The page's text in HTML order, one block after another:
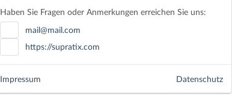
Haben Sie Fragen oder Anmerkungen erreichen Sie uns:
mail@mail.com
https://supratix.com
Datenschutz
Impressum